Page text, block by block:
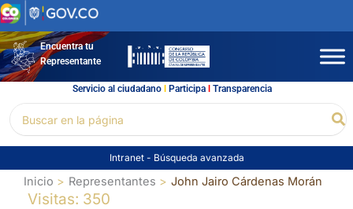
Ir
al
contenidoEncuentra tu
Representante
Servicio al ciudadano l Participal Transparencia
por:
Intranet - Búsqueda avanzada
Inicio Representantes John Jairo Cárdenas Morán
Visitas: 350